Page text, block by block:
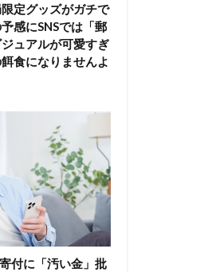
定グッズがガチで
感にSNSでは「郵
ュアルが可愛すぎ
食になりませんよ
付に「汚い金」批